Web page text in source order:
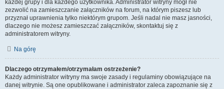
każdej grupy i dla każdego użytkownika. Administrator witryny mógł nie
zezwolić na zamieszczanie załączników na forum, na którym piszesz lub
przyznał uprawnienia tylko niektórym grupom. Jeśli nadal nie masz jasności,
dlaczego nie możesz zamieszczać załączników, skontaktuj się z
administratorem witryny.
Na górę
Dlaczego otrzymałem/otrzymałam ostrzeżenie?
Każdy administrator witryny ma swoje zasady i regulaminy obowiązujące na
danej witrynie. Są one opublikowane i administrator zaleca zapoznanie się z